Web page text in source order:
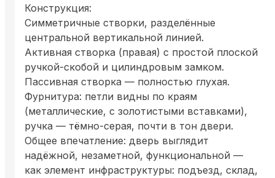
Конструкция:
Симметричные створки, разделённые
центральной вертикальной линией.
Активная створка (правая) с простой плоской
ручкой-скобой и цилиндровым замком.
Пассивная створка — полностью глухая.
Фурнитура: петли видны по краям
(металлические, с золотистыми вставками),
ручка — тёмно-серая, почти в тон двери.
Общее впечатление: дверь выглядит
надёжной, незаметной, функциональной —
как элемент инфраструктуры: подъезд, склад,